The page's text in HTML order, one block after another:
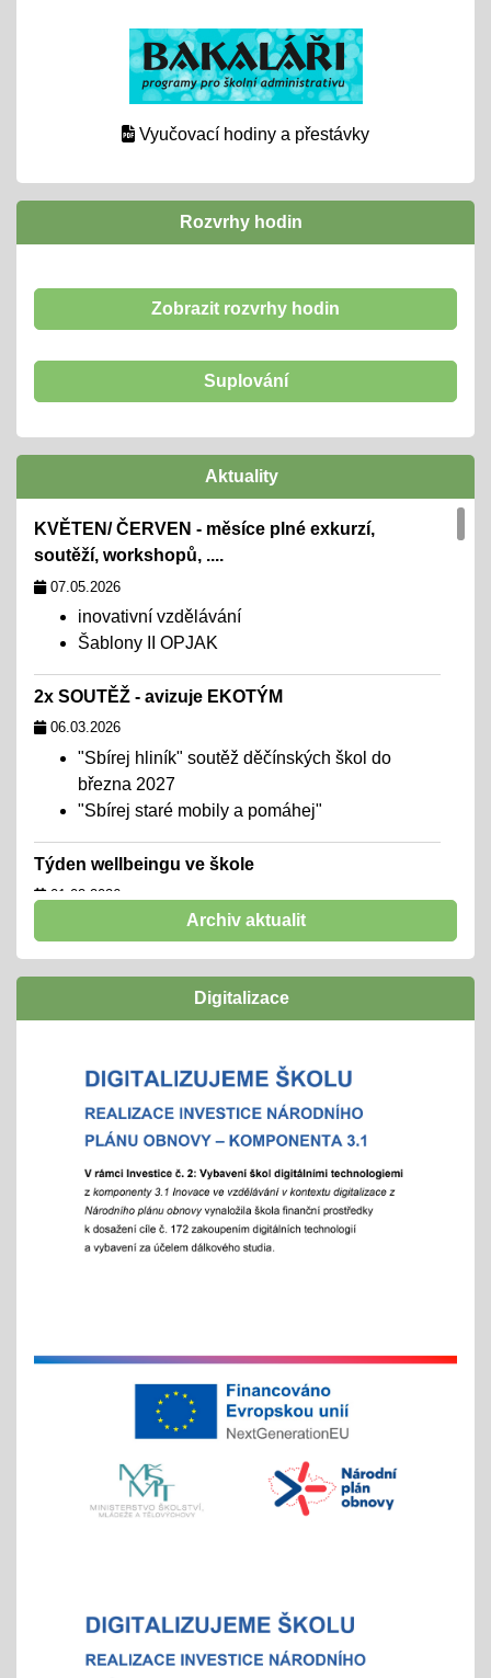
Vyučovací hodiny a přestávky
Rozvrhy hodin
Zobrazit rozvrhy hodin
Suplování
Aktuality
KVĚTEN/ ČERVEN - měsíce plné exkurzí,
soutěží, workshopů, ....
07.05.2026
inovativní vzdělávání
Šablony II OPJAK
2x SOUTĚŽ - avizuje EKOTÝM
06.03.2026
"Sbírej hliník" soutěž děčínských škol do
března 2027
"Sbírej staré mobily a pomáhej"
Týden wellbeingu ve škole
01.02.2026
chceme školu, kde se všichni cítí dobře,
naplno rozvinout svůj potenciál
01.02.2026
městská, okresní a vyšší kola
"držíme palce"
Zápisy online pro školní rok 2026/2027
15.01.2026
- letošní zápis do ZŠ pro 1. ročník školního roku
Chystáte se k zápisu?
nabízíme individuální prohlídky školy
"Každý jinak, ale všichni se těšíme"
Archiv aktualit
Digitalizace